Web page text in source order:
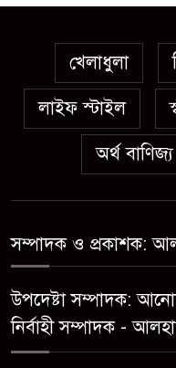
খেলাধুলা
লাইফ স্টাইল
অর্থ বাণিজ্য
সম্পাদক ও প্রকাশক:
উপদেষ্টা সম্পাদক:
নির্বাহী সম্পাদক -